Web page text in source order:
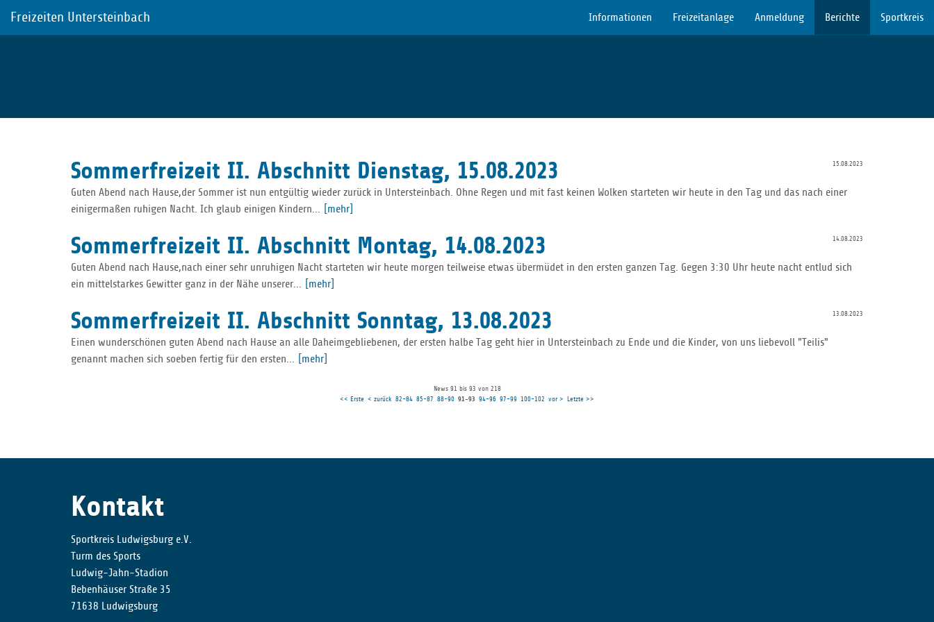
Freizeiten Untersteinbach Informationen Freizeitanlage Anmeldung Berichte Sportkreis
15.08.2023
Sommerfreizeit II. Abschnitt Dienstag, 15.08.2023
Guten Abend nach Hause,der Sommer ist nun entgültig wieder zurück in Untersteinbach. Ohne Regen und mit fast keinen Wolken starteten wir heute in den Tag und das nach einer
einigermaßen ruhigen Nacht. Ich glaub einigen Kindern...
[mehr]
14.08.2023
Sommerfreizeit II. Abschnitt Montag, 14.08.2023
Guten Abend nach Hause,nach einer sehr unruhigen Nacht starteten wir heute morgen teilweise etwas übermüdet in den ersten ganzen Tag. Gegen 3:30 Uhr heute nacht entlud sich
ein mittelstarkes Gewitter ganz in der Nähe unserer...
[mehr]
13.08.2023
Sommerfreizeit II. Abschnitt Sonntag, 13.08.2023
Einen wunderschönen guten Abend nach Hause an alle Daheimgebliebenen, der ersten halbe Tag geht hier in Untersteinbach zu Ende und die Kinder, von uns liebevoll "Teilis"
genannt machen sich soeben fertig für den ersten...
[mehr]
News 91 bis 93 von 218
<< Erste < zurück 82-84 85-87 88-90 91-93 94-96 97-99 100-102 vor > Letzte >>
Kontakt
Sportkreis Ludwigsburg e.V.
Turm des Sports
Ludwig-Jahn-Stadion
Bebenhäuser Straße 35
71638 Ludwigsburg